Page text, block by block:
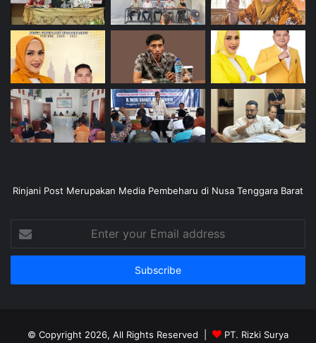
Rinjani Post Merupakan Media Pembeharu di Nusa Tenggara Barat
your
Email
© Copyright 2026, All Rights Reserved | PT. Rizki Surya